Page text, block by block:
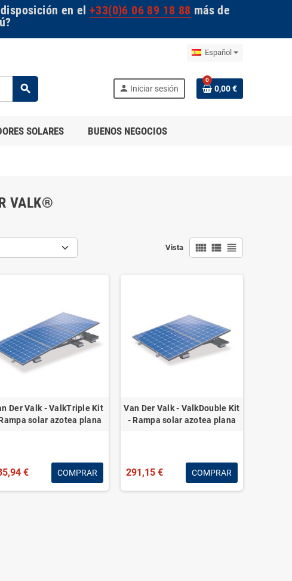
en el+33(0)6 06 89 18 88 más de
Español
search person Iniciar sesión
0
0,00 €
SOLARES BUENOS NEGOCIOS
VALK®
Vista view_comfy view_list view_headline
Der Valk - ValkTriple Kit
solar azotea plana
€ COMPRAR
Van Der Valk - ValkDouble Kit
- Rampa solar azotea plana
291,15 € COMPRAR